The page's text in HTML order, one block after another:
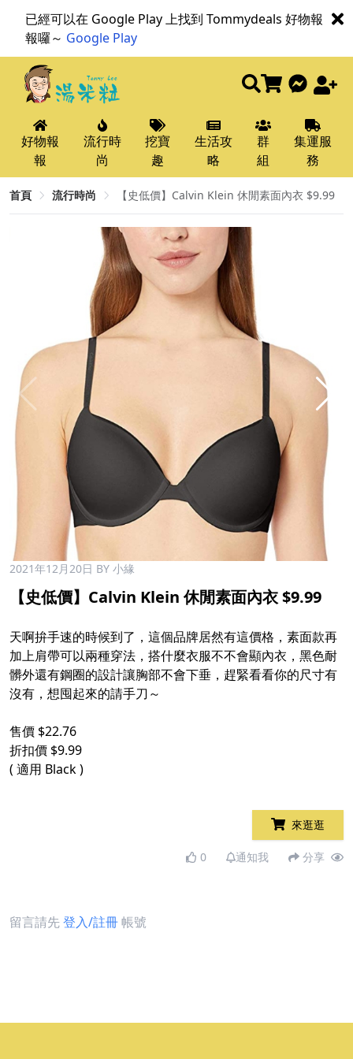
已經可以在 Google Play 上找到 Tommydeals 好物報
報囉～ Google Play
好物報
報
流行時
尚
挖寶
趣
生活攻
略
群
組
集運服
務
首頁 流行時尚 【史低價】Calvin Klein 休閒素面內衣 $9.99
2021年12月20日 BY 小緣
【史低價】Calvin Klein 休閒素面內衣 $9.99
天啊拚手速的時候到了，這個品牌居然有這價格，素面款再
加上肩帶可以兩種穿法，搭什麼衣服不不會顯內衣，黑色耐
髒外還有鋼圈的設計讓胸部不會下垂，趕緊看看你的尺寸有
沒有，想囤起來的請手刀～
售價 $22.76
折扣價 $9.99
( 適用 Black )
來逛逛
0 通知我 分享
留言請先登入/註冊帳號